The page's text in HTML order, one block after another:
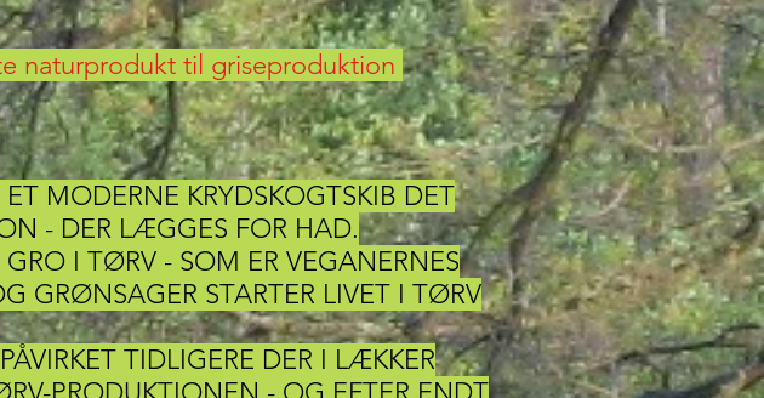
naturprodukt til griseproduktion
MODERNE KRYDSKOGTSKIB DET
- DER LÆGGES FOR HAD.
I TØRV - SOM ER VEGANERNES
GRØNSAGER STARTER LIVET I TØRV
TIDLIGERE DER I LÆKKER